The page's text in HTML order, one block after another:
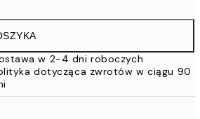
108 zł
w 2-4 dni roboczych
dotycząca zwrotów w ciągu 90